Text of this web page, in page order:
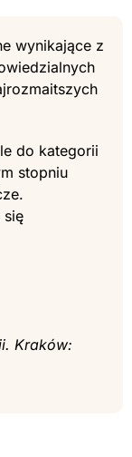
wynikające z
do kategorii
stopniu
się
Kraków: